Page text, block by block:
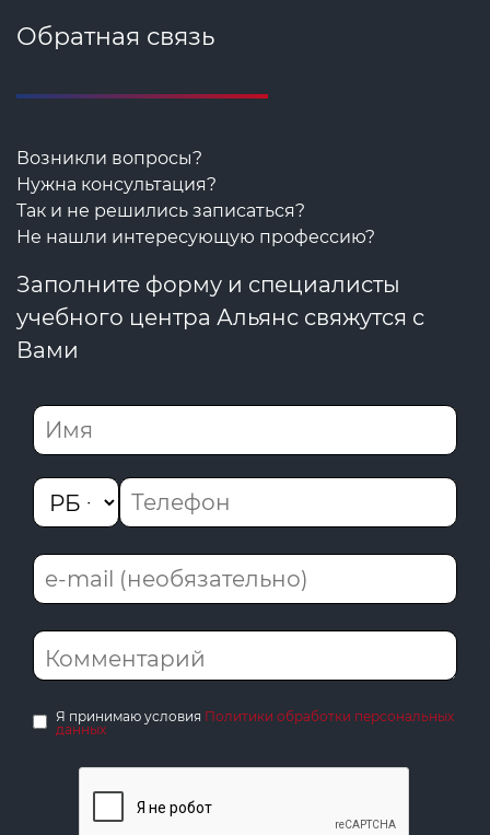
Обратная связь
Возникли вопросы?
Нужна консультация?
Так и не решились записаться?
Не нашли интересующую профессию?
Заполните форму и специалисты
учебного центра Альянс свяжутся с
Вами
Я принимаю условия Политики обработки персональных
данных